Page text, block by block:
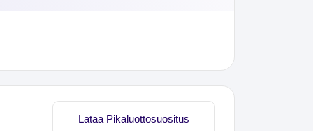
Lataa Pikaluottosuositus